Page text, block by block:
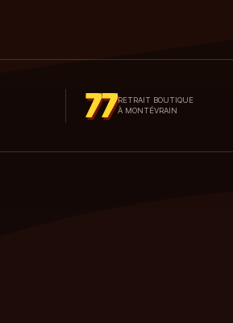
77RETRAIT BOUTIQUE
À MONTÉVRAIN